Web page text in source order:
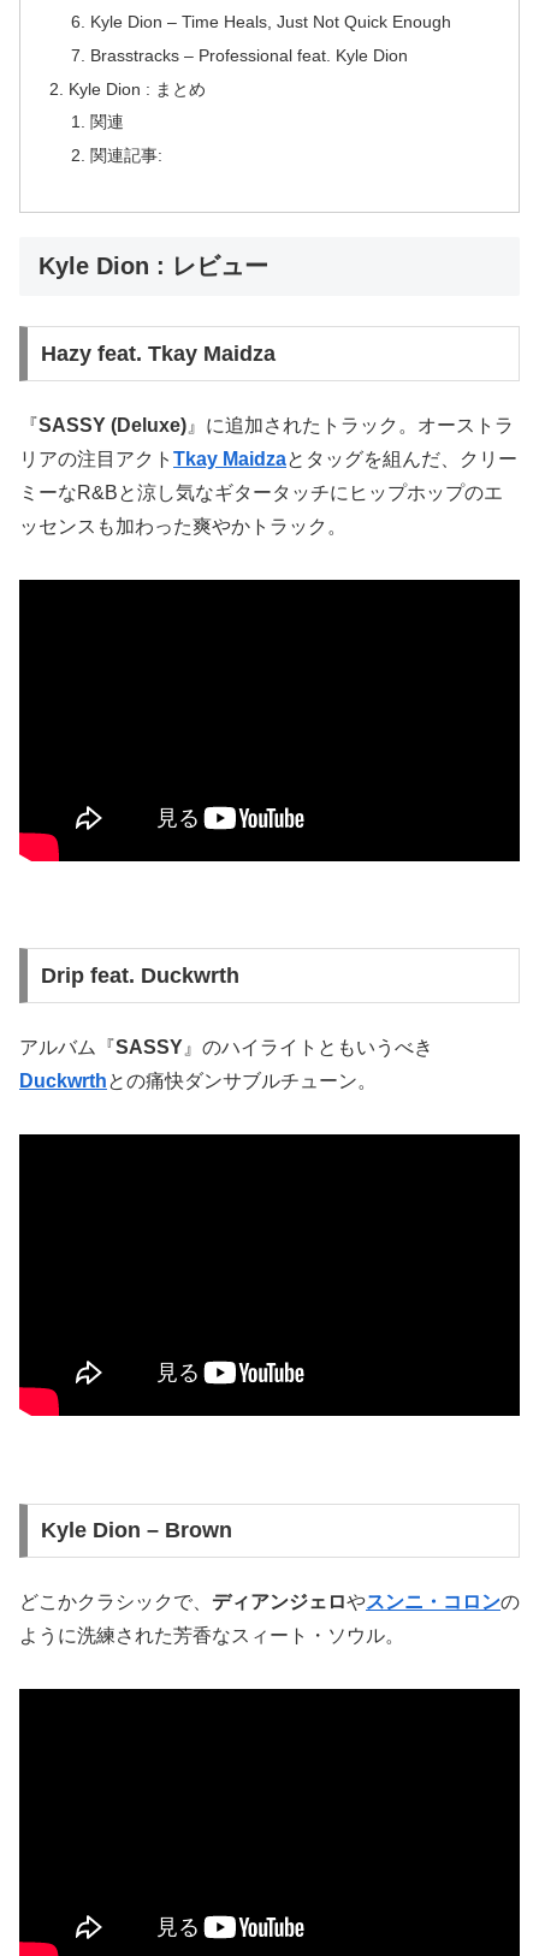
Kyle Dion – Time Heals, Just Not Quick Enough
Brasstracks – Professional feat. Kyle Dion
Kyle Dion : まとめ
関連
関連記事:
Kyle Dion : レビュー
Hazy feat. Tkay Maidza
『SASSY (Deluxe) 』に追加されたトラック。オーストラ
リアの注目アクト Tkay Maidzaとタッグを組んだ、クリー
ミーなR&Bと涼し気なギタータッチにヒップホップのエ
ッセンスも加わった爽やかトラック。
Drip feat. Duckwrth
アルバム『SASSY 』のハイライトともいうべき
Duckwrthとの痛快ダンサブルチューン。
Kyle Dion – Brown
どこかクラシックで、 ディアンジェロやスンニ・コロンの
ように洗練された芳香なスィート・ソウル。